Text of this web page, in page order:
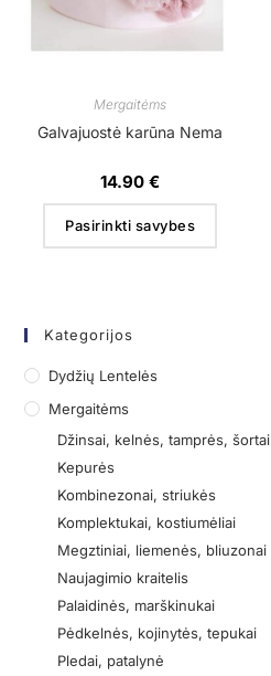
Mergaitėms
Galvajuostė karūna Nema
14.90€
Pasirinkti savybes
Kategorijos
Dydžių Lentelės
Mergaitėms
Džinsai, kelnės, tamprės, šortai
Kepurės
Kombinezonai, striukės
Komplektukai, kostiumėliai
Megztiniai, liemenės, bliuzonai
Naujagimio kraitelis
Palaidinės, marškinukai
Pėdkelnės, kojinytės, tepukai
Pledai, patalynė